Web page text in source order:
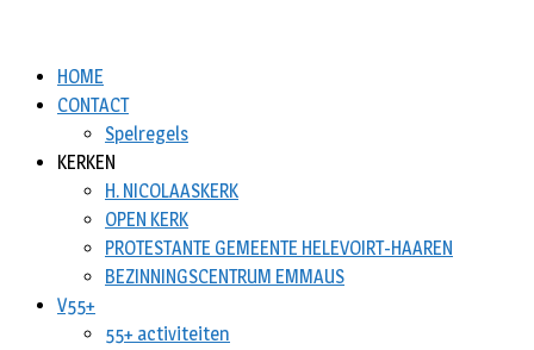
HOME
CONTACT
Spelregels
KERKEN
H. NICOLAASKERK
OPEN KERK
PROTESTANTE GEMEENTE HELEVOIRT-HAAREN
BEZINNINGSCENTRUM EMMAUS
V55+
55+ activiteiten